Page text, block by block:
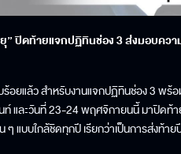
ยุ” ปิดท้ายแจกปฏิทินช่อง 3 ส่งมอบค
แล้ว สำหรับงานแจกปฏิทินช่อง 3 พร้อ
ละวันที่ 23-24 พฤศจิกายนนี้ มาปิดท้า
แบบใกล้ชิดทุกปี เรียกว่าเป็นการส่งท้าย